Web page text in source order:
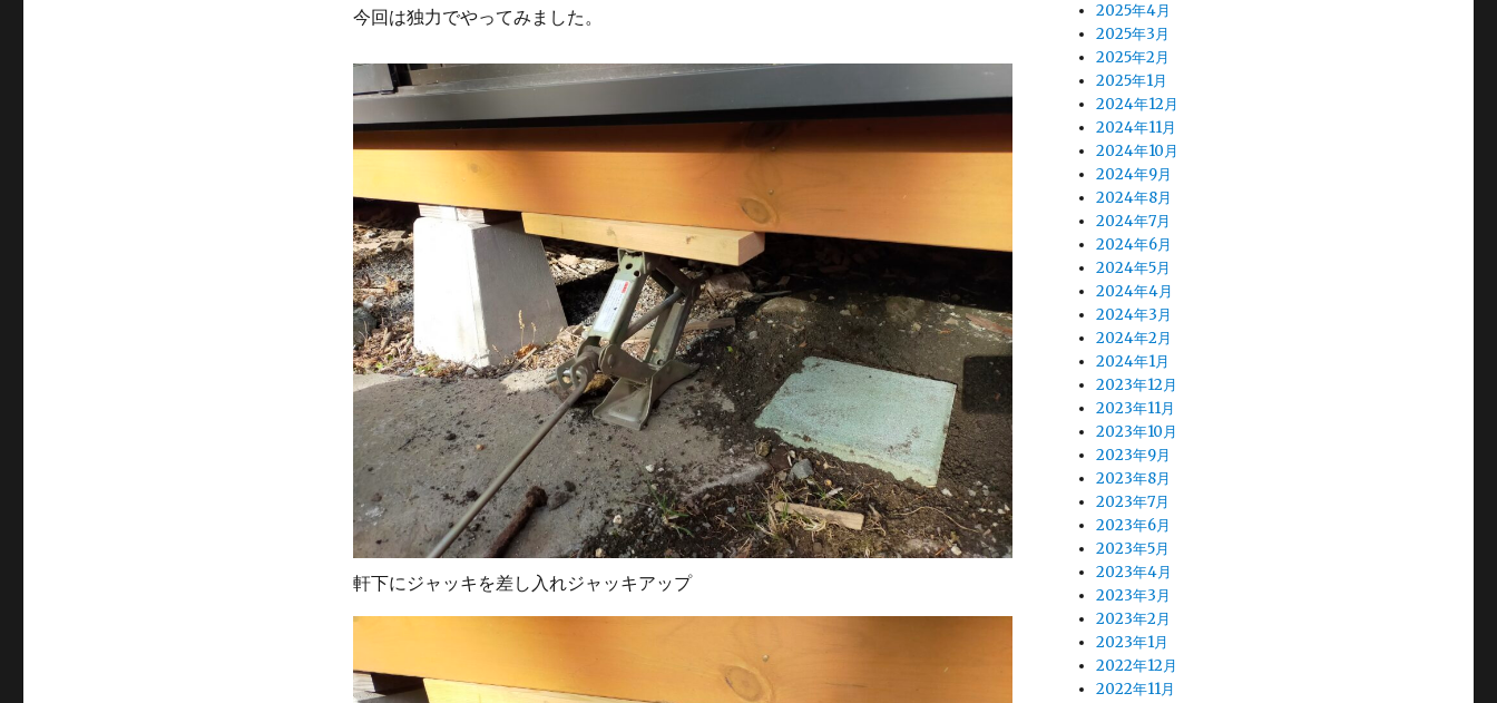
今回は独力でやってみました。
軒下にジャッキを差し入れジャッキアップ
2025年4月
2025年3月
2025年2月
2025年1月
2024年12月
2024年11月
2024年10月
2024年9月
2024年8月
2024年7月
2024年6月
2024年5月
2024年4月
2024年3月
2024年2月
2024年1月
2023年12月
2023年11月
2023年10月
2023年9月
2023年8月
2023年7月
2023年6月
2023年5月
2023年4月
2023年3月
2023年2月
2023年1月
2022年12月
2022年11月